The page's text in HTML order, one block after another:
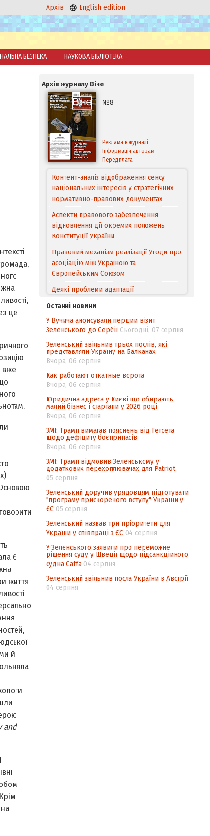
Архів English edition
БЕЗПЕКА НАУКОВА БІБЛІОТЕКА
це
вже
б
життя
й
and
Архів журналу Віче
№8
Реклама в журналі
Інформація авторам
Передплата
Контент-аналіз відображення сенсу
національних інтересів у стратегічних
нормативно-правових документах
Аспекти правового забезпечення
відновлення дії окремих положень
Конституції України
Правовий механізм реалізації Угоди про
асоціацію між Україною та
Європейським Cоюзом
Деякі проблеми адаптації
походження товарів відповідно до
Угоди про торговельні аспекти прав
інтелектуальної власності (TRIPS) у
контексті євроінтеграції
Аналіз виборчого законодавства щодо
підрахунку голосів виборців
Інформаційна безпека суспільства
Останні новини
У Вучича анонсували перший візит
Зеленського до Сербії Сьогодні, 07 серпня
Зеленський звільнив трьох послів, які
представляли Україну на Балканах
Вчора, 06 серпня
Как работают откатные ворота
Вчора, 06 серпня
Юридична адреса у Києві що обирають
малий бізнес і стартапи у 2026 році
Вчора, 06 серпня
ЗМІ: Трамп вимагав пояснень від Гегсета
щодо дефіциту боєприпасів
Вчора, 06 серпня
ЗМІ: Трамп відмовив Зеленському у
додаткових перехоплювачах для Patriot
05 серпня
Зеленський доручив урядовцям підготувати
"програму прискореного вступу" України у
ЄС 05 серпня
Зеленський назвав три пріоритети для
України у співпраці з ЄС 04 серпня
У Зеленського заявили про переможне
рішення суду у Швеції щодо підсанкційного
судна Caffa 04 серпня
Зеленський звільнив посла України в Австрії
04 серпня